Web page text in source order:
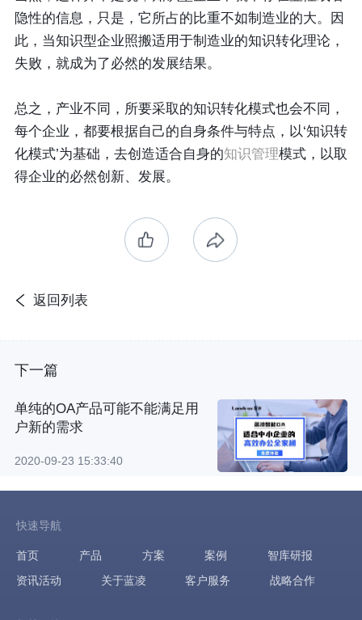
隐性的信息，只是，它所占的比重不如制造业的大。因
此，当知识型企业照搬适用于制造业的知识转化理论，
失败，就成为了必然的发展结果。
总之，产业不同，所要采取的知识转化模式也会不同，
每个企业，都要根据自己的自身条件与特点，以‘知识转
化模式’为基础，去创造适合自身的知识管理模式，以取
得企业的必然创新、发展。
返回列表
下一篇
单纯的OA产品可能不能满足用
户新的需求
2020-09-23 15:33:40
快速导航
首页 产品 方案 案例
智库研报
资讯活动
关于蓝凌 客户服务 战略合作